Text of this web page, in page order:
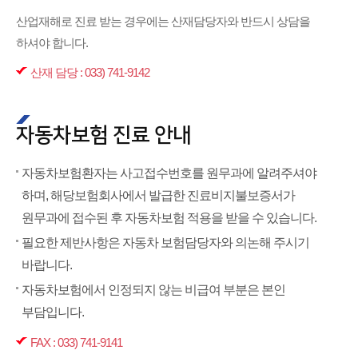
산업재해로 진료 받는 경우에는 산재담당자와 반드시 상담을
하셔야 합니다.
산재 담당 : 033) 741-9142
자동차보험 진료 안내
자동차보험환자는 사고접수번호를 원무과에 알려주셔야
하며, 해당보험회사에서 발급한 진료비지불보증서가
원무과에 접수된 후 자동차보험 적용을 받을 수 있습니다.
필요한 제반사항은 자동차 보험담당자와 의논해 주시기
바랍니다.
자동차보험에서 인정되지 않는 비급여 부분은 본인
부담입니다.
FAX : 033) 741-9141